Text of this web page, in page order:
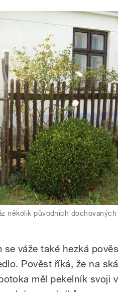
několik původních
váže také hezká
Pověst říká, že na
měl pekelník svoji